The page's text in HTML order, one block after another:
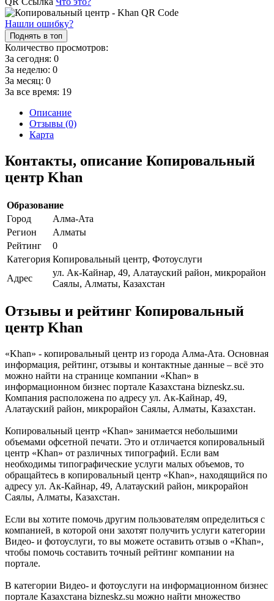
Нашли ошибку?
Поднять в топ
Количество просмотров:
За сегодня: 0
За неделю: 0
За месяц: 0
За все время: 19
Описание
Отзывы (0)
Карта
Контакты, описание Копировальный
центр Khan
Образование
Город
Алма-Ата
Регион
Алматы
Рейтинг
0
Категория Копировальный центр, Фотоуслуги
Адрес
ул. Ак-Кайнар, 49, Алатауский район, микрорайон
Саялы, Алматы, Казахстан
Отзывы и рейтинг Копировальный
центр Khan
«Khan» - копировальный центр из города Алма-Ата. Основная
информация, рейтинг, отзывы и контактные данные – всё это
можно найти на странице компании «Khan» в
информационном бизнес портале Казахстана bizneskz.su.
Компания расположена по адресу ул. Ак-Кайнар, 49,
Алатауский район, микрорайон Саялы, Алматы, Казахстан.
Копировальный центр «Khan» занимается небольшими
объемами офсетной печати. Это и отличается копировальный
центр «Khan» от различных типографий. Если вам
необходимы типографические услуги малых объемов, то
обращайтесь в копировальный центр «Khan», находящийся по
адресу ул. Ак-Кайнар, 49, Алатауский район, микрорайон
Саялы, Алматы, Казахстан.
Если вы хотите помочь другим пользователям определиться с
компанией, в которой они захотят получить услуги категории
Видео- и фотоуслуги, то вы можете оставить отзыв о «Khan»,
чтобы помочь составить точный рейтинг компании на
портале.
В категории Видео- и фотоуслуги на информационном бизнес
портале Казахстана bizneskz.su можно найти множество